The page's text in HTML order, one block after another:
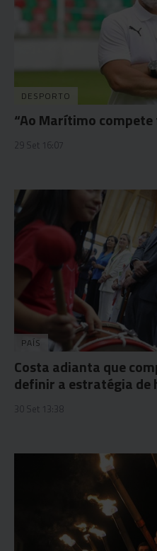
DESPORTO
“Ao Marítimo
29 Set 16:07
PAÍS
Costa adianta que
definir a estratégia de
30 Set 13:38